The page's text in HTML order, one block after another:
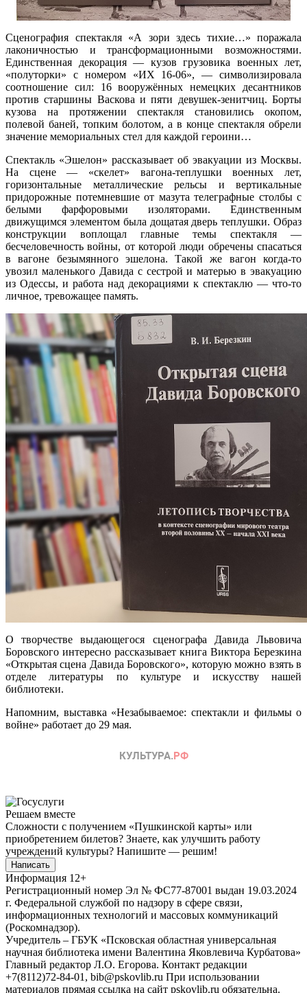
Сценография спектакля «А зори здесь тихие…» поражала
лаконичностью и трансформационными возможностями.
Единственная декорация — кузов грузовика военных лет,
«полуторки» с номером «ИХ 16-06», — символизировала
соотношение сил: 16 вооружённых немецких десантников
против старшины Васкова и пяти девушек-зенитчиц. Борты
кузова на протяжении спектакля становились окопом,
полевой баней, топким болотом, а в конце спектакля обрели
значение мемориальных стел для каждой героини…
Спектакль «Эшелон» рассказывает об эвакуации из Москвы.
На сцене — «скелет» вагона-теплушки военных лет,
горизонтальные металлические рельсы и вертикальные
придорожные потемневшие от мазута телеграфные столбы с
белыми фарфоровыми изоляторами. Единственным
движущимся элементом была дощатая дверь теплушки. Образ
конструкции воплощал главные темы спектакля —
бесчеловечность войны, от которой люди обречены спасаться
в вагоне безымянного эшелона. Такой же вагон когда-то
увозил маленького Давида с сестрой и матерью в эвакуацию
из Одессы, и работа над декорациями к спектаклю — что-то
личное, тревожащее память.
О творчестве выдающегося сценографа Давида Львовича
Боровского интересно рассказывает книга Виктора Березкина
«Открытая сцена Давида Боровского», которую можно взять в
отделе литературы по культуре и искусству нашей
библиотеки.
Напомним, выставка «Незабываемое: спектакли и фильмы о
войне» работает до 29 мая.
Решаем вместе
Сложности с получением «Пушкинской карты» или
приобретением билетов? Знаете, как улучшить работу
учреждений культуры? Напишите — решим!
Написать
Информация 12+
Регистрационный номер Эл № ФС77-87001 выдан 19.03.2024
г. Федеральной службой по надзору в сфере связи,
информационных технологий и массовых коммуникаций
(Роскомнадзор).
Учредитель – ГБУК «Псковская областная универсальная
научная библиотека имени Валентина Яковлевича Курбатова»
Главный редактор Л.О. Егорова. Контакт редакции
+7(8112)72-84-01, bib@pskovlib.ru При использовании
материалов прямая ссылка на сайт pskovlib.ru обязательна.